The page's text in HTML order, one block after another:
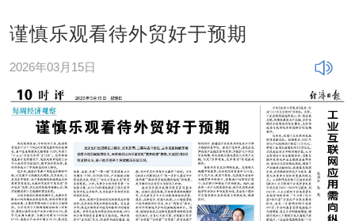
谨慎乐观看待外贸好于预期
2026年03月15日